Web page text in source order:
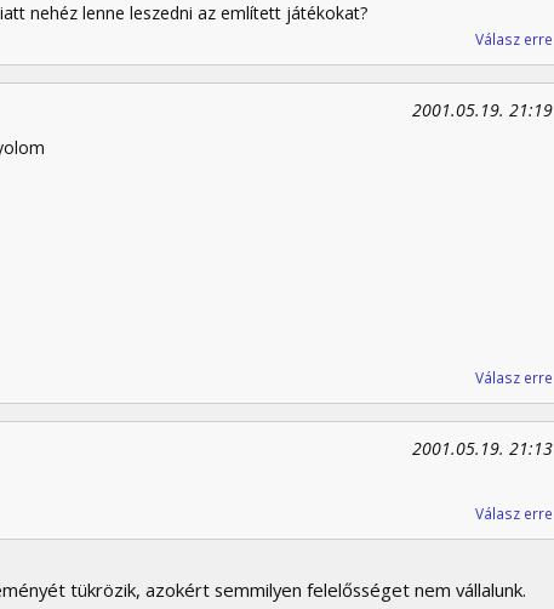
nehéz lenne leszedni az említett játékokat?
Válasz erre
2001.05.19. 21:19
Válasz erre
2001.05.19. 21:13
Válasz erre
tükrözik, azokért semmilyen felelősséget nem vállalunk.